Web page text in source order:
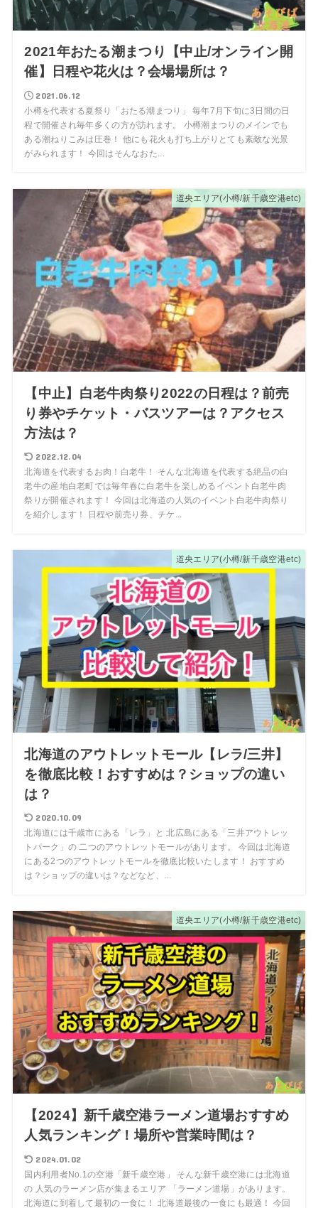
2021年おたる潮まつり【中止/オンライン開
催】日程や花火は？会場場所は？
2021.06.12
小樽を代表する夏祭り「おたる潮まつり」 毎年7月下旬に3日間の日
程で開催され毎年多くの方が訪れます。 小樽潮まつりのメインでも
ある潮ねりこみは圧巻！ 他にも花火も打ち上がりとても素敵な光景
がみられます！ 今回はそんなおた...
道央エリア(小樽/新千歳空港etc)
【中止】白老牛肉祭り2022の日程は？前売
り券やチケット・バスツアーは？アクセス
方法は？
2022.12.04
北海道を代表するお肉！白老牛！ そんな北海道を代表する絶品の白
老牛の産地白老町では毎年春に白老牛を楽しめるイベント白老牛肉
祭りが開催されます！ 今回は北海道の人気のイベント白老牛肉祭り
を紹介します！ 日程や前売り券、チケ...
道央エリア(小樽/新千歳空港etc)
北海道のアウトレットモール【レラ/三井】
を徹底比較！おすすめは？ショップの違い
は？
2020.10.09
北海道には千歳市にある「レラ」と 北広島にある「三井アウトレッ
トパーク」の 二つのアウトレットモールがあります。 今回は北海道
にある2つのアウトレットモールを徹底比較いたします！ おすすめ
は？ショップの違いは？などなど、...
道央エリア(小樽/新千歳空港etc)
【2024】新千歳空港ラーメン道場おすすめ
人気ランキング！場所や営業時間は？
2024.01.02
国内利用者No.1の空港「新千歳空港」 そんな新千歳空港には北海道
の 人気のラーメン店が集まるエリア 「ラーメン道場」があります。
北海道に到着して最初の一食に！ 北海道最後の一食にも最適！ 今回